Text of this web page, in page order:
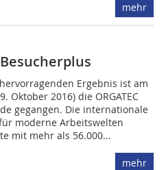
mehr
Besucherplus
Ergebnis ist am
Oktober 2016) die ORGATEC
gegangen. Die internationale
moderne Arbeitswelten
mit mehr als 56.000...
mehr